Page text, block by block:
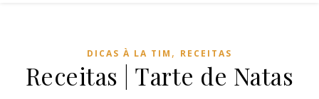
DICAS À LA TIM , RECEITAS
Receitas | Tarte de Natas